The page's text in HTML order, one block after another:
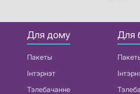
Для дому
Пакеты
Інтэрнэт
Тэлебачанне
Для